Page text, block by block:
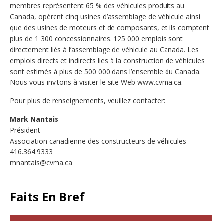
membres représentent 65 % des véhicules produits au
Canada, opèrent cinq usines d’assemblage de véhicule ainsi
que des usines de moteurs et de composants, et ils comptent
plus de 1 300 concessionnaires. 125 000 emplois sont
directement liés à l’assemblage de véhicule au Canada. Les
emplois directs et indirects lies à la construction de véhicules
sont estimés à plus de 500 000 dans l’ensemble du Canada.
Nous vous invitons à visiter le site Web www.cvma.ca.
Pour plus de renseignements, veuillez contacter:
Mark Nantais
Président
Association canadienne des constructeurs de véhicules
416.364.9333
mnantais@cvma.ca
Faits En Bref